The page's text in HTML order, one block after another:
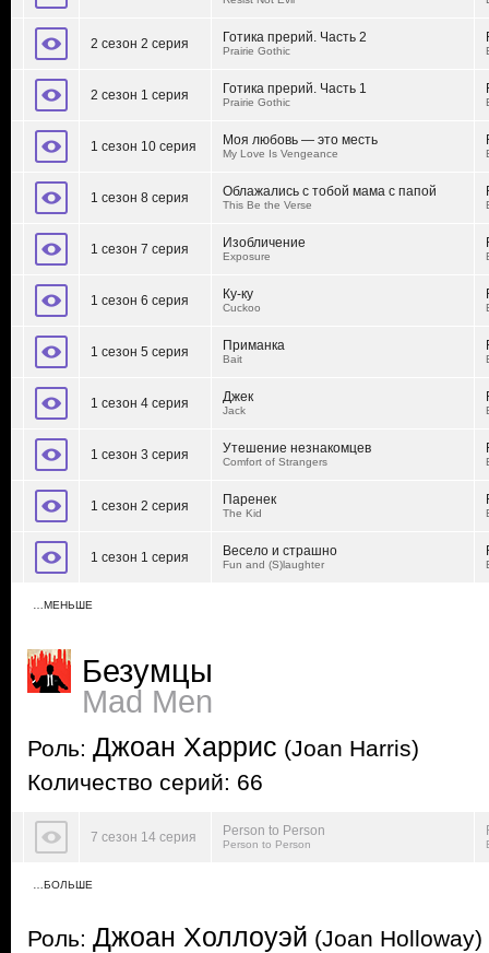
2 сезон 2 серия Готика прерий. Часть 2
Prairie Gothic
2 сезон 1 серия Готика прерий. Часть 1
Prairie Gothic
1 сезон 10 серия Моя любовь — это месть
My Love Is Vengeance
1 сезон 8 серия Облажались с тобой мама с папой
This Be the Verse
1 сезон 7 серия Изобличение
Exposure
1 сезон 6 серия Ку-ку
Cuckoo
1 сезон 5 серия Приманка
Bait
1 сезон 4 серия Джек
Jack
1 сезон 3 серия Утешение незнакомцев
Comfort of Strangers
1 сезон 2 серия Паренек
The Kid
1 сезон 1 серия Весело и страшно
Fun and (S)laughter
…МЕНЬШЕ
Безумцы
Mad Men
Роль: Джоан Харрис (Joan Harris)
Количество серий: 66
7 сезон 14 серия Person to Person
Person to Person
…БОЛЬШЕ
Роль: Джоан Холлоуэй (Joan Holloway)